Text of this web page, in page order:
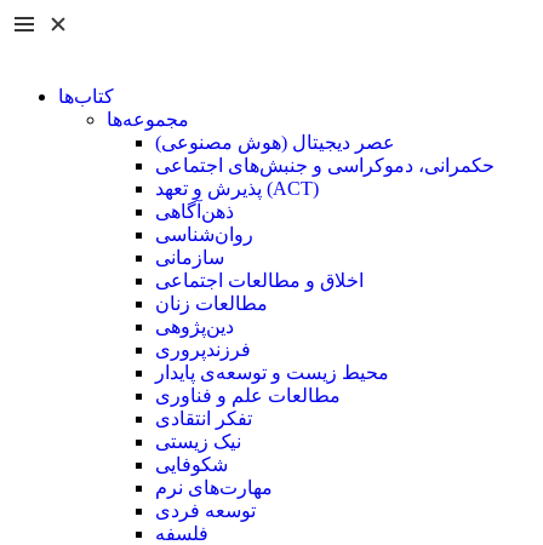
کتاب‌ها
مجموعه‌ها
عصر دیجیتال (هوش مصنوعی)
حکمرانی، دموکراسی و جنبش‌های اجتماعی
پذیرش و تعهد (ACT)
ذهن‌آگاهی
روان‌شناسی
سازمانی
اخلاق و مطالعات اجتماعی
مطالعات زنان
دین‌پژوهی
فرزند‌پروری
محیط زیست و توسعه‌ی پایدار
مطالعات علم و فناوری
تفکر انتقادی
نیک زیستی
شکوفایی
مهارت‌های نرم
توسعه فردی
فلسفه